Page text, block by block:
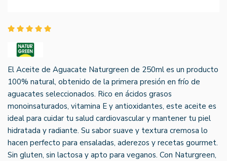
El Aceite de Aguacate Naturgreen de 250ml es un producto
100% natural, obtenido de la primera presión en frío de
aguacates seleccionados. Rico en ácidos grasos
monoinsaturados, vitamina E y antioxidantes, este aceite es
ideal para cuidar tu salud cardiovascular y mantener tu piel
hidratada y radiante. Su sabor suave y textura cremosa lo
hacen perfecto para ensaladas, aderezos y recetas gourmet.
Sin gluten, sin lactosa y apto para veganos. Con Naturgreen,